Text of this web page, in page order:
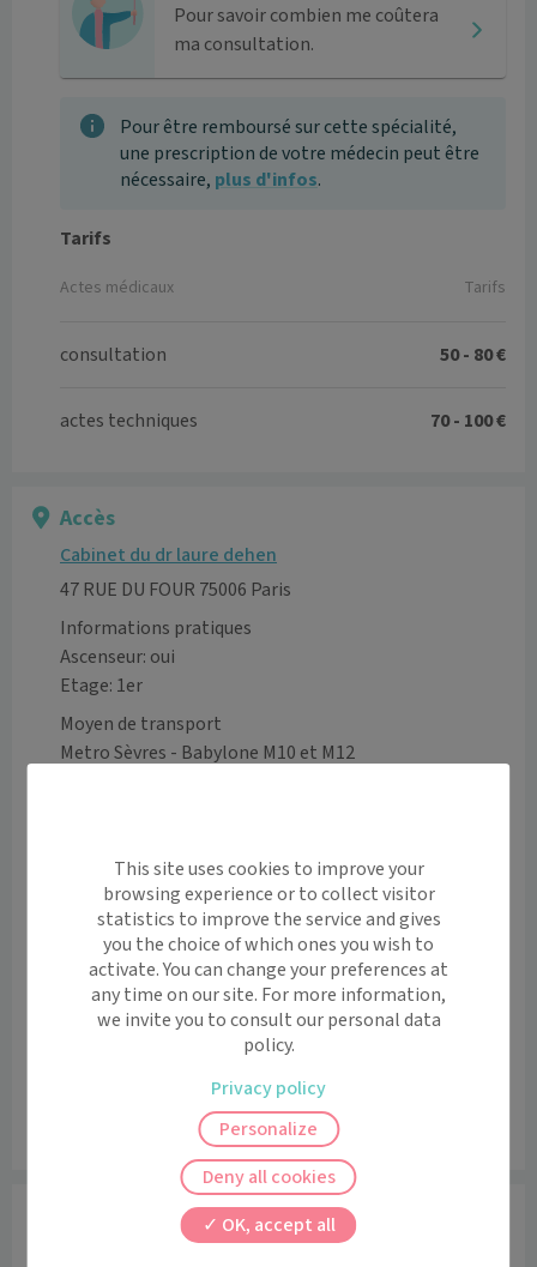
Pour savoir combien me coûtera
ma consultation.
Pour être remboursé sur cette spécialité,
une prescription de votre médecin peut être
nécessaire, plus d'infos.
Tarifs
Actes médicaux Tarifs
consultation 50 - 80 €
actes techniques 70 - 100 €
Accès
Cabinet du dr laure dehen
47 RUE DU FOUR 75006 Paris
Informations pratiques
Ascenseur: oui
Etage: 1er
Moyen de transport
Metro Sèvres - Babylone M10 et M12
Voir l’itinéraire avec Maps
−
Leaflet|©OpenStreetMap
Informations
This site uses cookies to improve your
browsing experience or to collect visitor
statistics to improve the service and gives
you the choice of which ones you wish to
activate. You can change your preferences at
any time on our site. For more information,
we invite you to consult our personal data
policy.
OK, accept all
Deny all cookies
Personalize
Privacy policy